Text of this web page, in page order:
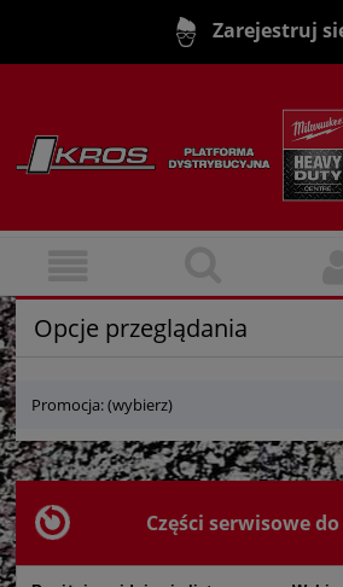
Zarejestruj
Opcje przeglądania
Promocja: (wybierz)
Części serwisowe do